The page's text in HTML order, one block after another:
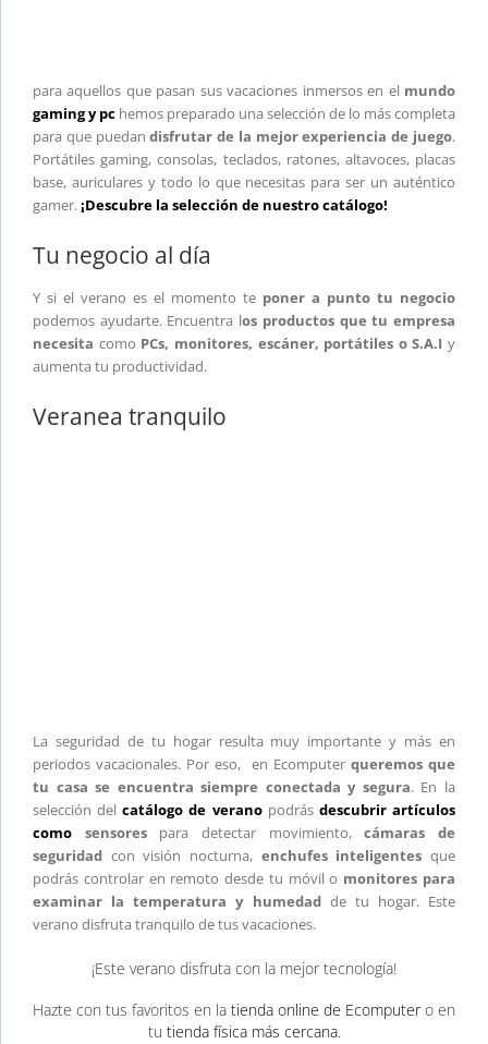
para aquellos que pasan sus vacaciones inmersos en el mundo
gaming y pc hemos preparado una selección de lo más completa
para que puedandisfrutar de la mejor experiencia de juego.
Portátiles gaming, consolas, teclados, ratones, altavoces, placas
base, auriculares y todo lo que necesitas para ser un auténtico
gamer.¡Descubre la selección de nuestro catálogo!
Tu negocio al día
Y si el verano es el momento te poner a punto tu negocio
podemos ayudarte. Encuentra los productos que tu empresa
necesita como PCs, monitores, escáner, portátiles o S.A.I y
aumenta tu productividad.
Veranea tranquilo
La seguridad de tu hogar resulta muy importante y más en
periodos vacacionales. Por eso, en Ecomputer queremos que
tu casa se encuentra siempre conectada y segura. En la
selección delcatálogo de veranopodrás descubrir artículos
como sensorespara detectar movimiento,cámaras de
seguridad con visión nocturna, enchufes inteligentes que
podrás controlar en remoto desde tu móvil o monitores para
examinar la temperatura y humedadde tu hogar. Este
verano disfruta tranquilo de tus vacaciones.
¡Este verano disfruta con la mejor tecnología!
Hazte con tus favoritos en la tienda online de Ecomputero en
tu tienda física más cercana.